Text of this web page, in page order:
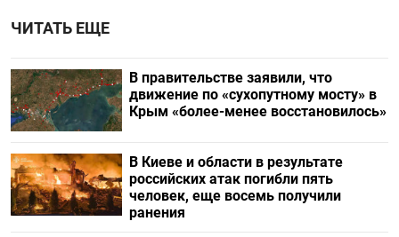
ЧИТАТЬ ЕЩЕ
В правительстве заявили, что
движение по «сухопутному мосту» в
Крым «более-менее восстановилось»
В Киеве и области в результате
российских атак погибли пять
человек, еще восемь получили
ранения